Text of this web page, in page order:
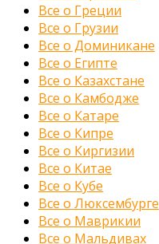
Все о Греции
Все о Грузии
Все о Доминикане
Все о Египте
Все о Казахстане
Все о Камбодже
Все о Катаре
Все о Кипре
Все о Киргизии
Все о Китае
Все о Кубе
Все о Люксембурге
Все о Маврикии
Все о Мальдивах